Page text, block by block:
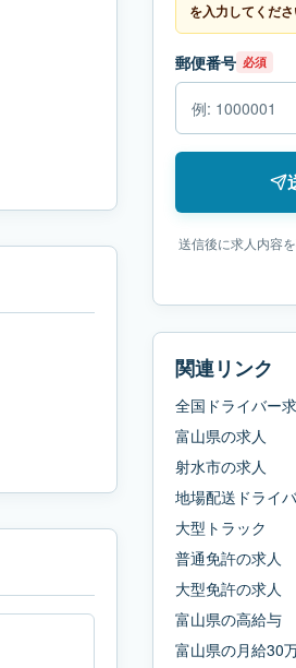
を入力してくださ
郵便番号 必須
送信後に求人内容
関連リンク
全国ドライバー
富山県の求人
射水市の求人
地場配送ドライ
大型トラック
普通免許の求人
大型免許の求人
富山県の高給与
富山県の月給30